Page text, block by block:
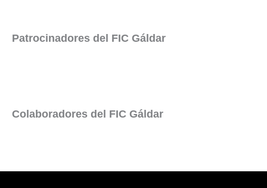
Patrocinadores del FIC Gáldar
Colaboradores del FIC Gáldar